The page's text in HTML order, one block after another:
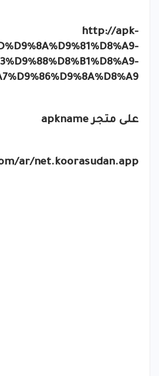
http://apk-
على متجرapkname
ar/net.koorasudan.app